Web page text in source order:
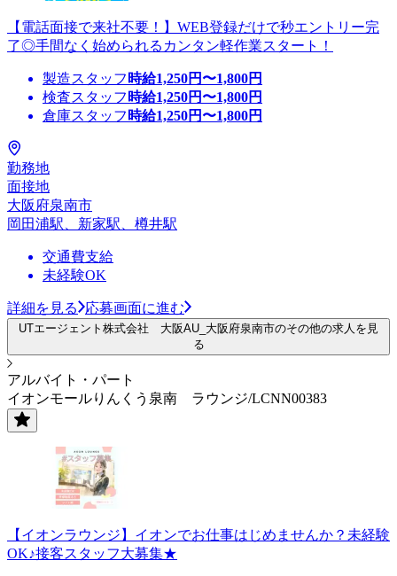
【電話面接で来社不要！】WEB登録だけで秒エントリー完
了◎手間なく始められるカンタン軽作業スタート！
製造スタッフ 時給1,250円〜1,800円
検査スタッフ 時給1,250円〜1,800円
倉庫スタッフ 時給1,250円〜1,800円
勤務地
面接地
大阪府泉南市
岡田浦駅、新家駅、樽井駅
交通費支給
未経験OK
詳細を見る 応募画面に進む
UTエージェント株式会社 大阪AU_大阪府泉南市のその他の求人を見
る
アルバイト・パート
イオンモールりんくう泉南 ラウンジ/LCNN00383
【イオンラウンジ】イオンでお仕事はじめませんか？未経験
OK♪接客スタッフ大募集★